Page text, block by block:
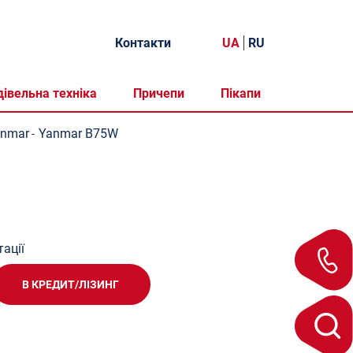
техніка Причепи Пікапи
Контакти UA RU
- Yanmar B75W
В КРЕДИТ/ЛІЗИНГ